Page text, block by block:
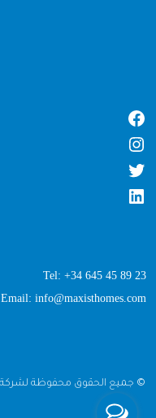
Tel: +34 645 45 89 23
Email: info@maxisthomes.com